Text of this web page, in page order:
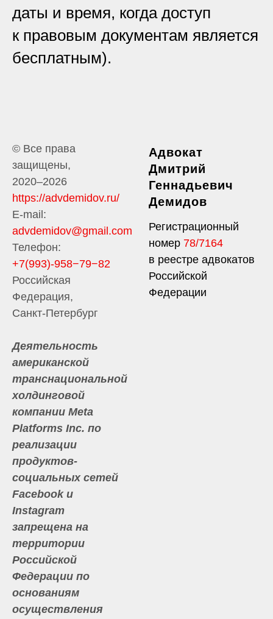
даты и время, когда доступ
к правовым документам является
бесплатным).
© Все права
защищены,
2020–2026
https://advdemidov.ru/
E-mail:
advdemidov@gmail.com
Телефон:
+7(993)-958−79−82
Российская
Федерация,
Санкт-Петербург
Деятельность
американской
транснациональной
холдинговой
компании Meta
Platforms Inc. по
реализации
продуктов-
социальных сетей
Facebook и
Instagram
запрещена на
территории
Российской
Федерации по
основаниям
осуществления
Адвокат
Дмитрий
Геннадьевич
Демидов
Регистрационный
номер 78/7164
в реестре адвокатов
Российской
Федерации